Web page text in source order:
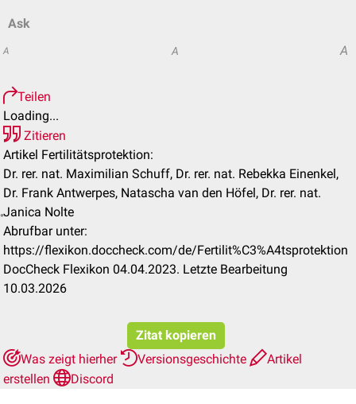
Ask
A A A
Teilen
Loading...
Zitieren
Artikel Fertilitätsprotektion:
Dr. rer. nat. Maximilian Schuff, Dr. rer. nat. Rebekka Einenkel,
Dr. Frank Antwerpes, Natascha van den Höfel, Dr. rer. nat.
Janica Nolte
Abrufbar unter:
https://flexikon.doccheck.com/de/Fertilit%C3%A4tsprotektion
DocCheck Flexikon 04.04.2023. Letzte Bearbeitung
10.03.2026
Zitat kopieren
Was zeigt hierher
Versionsgeschichte
Artikel
erstellen
Discord